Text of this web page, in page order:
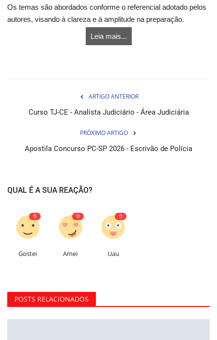
Os temas são abordados conforme o referencial adotado pelos
autores, visando à clareza e à amplitude na preparação.
Leia mais...
ARTIGO ANTERIOR
Curso TJ-CE - Analista Judiciário - Área Judiciária
PRÓXIMO ARTIGO
Apostila Concurso PC-SP 2026 - Escrivão de Polícia
QUAL É A SUA REAÇÃO?
0
Gostei
0
Amei
0
Uau
POSTS RELACIONADOS